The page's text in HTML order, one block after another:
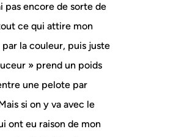
pas encore de sorte de
ce qui attire mon
la couleur, puis juste
» prend un poids
une pelote par
si on y va avec le
ont eu raison de mon